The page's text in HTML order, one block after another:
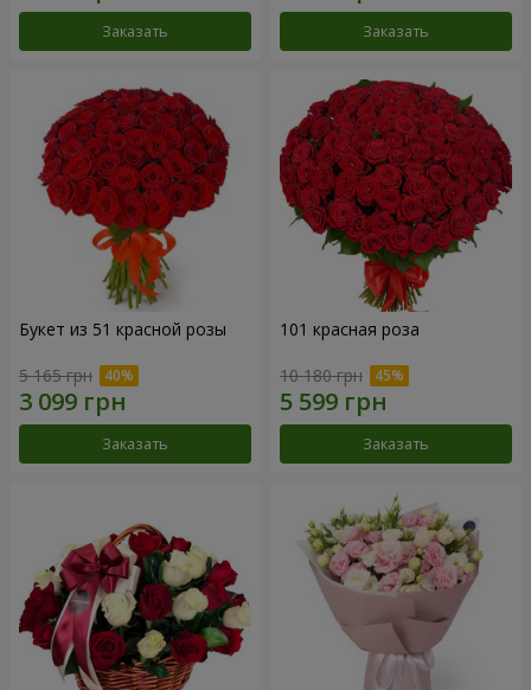
Заказать Заказать
Букет из 51 красной розы
5 165 грн
Заказать
101 красная роза
10 180 грн
Заказать